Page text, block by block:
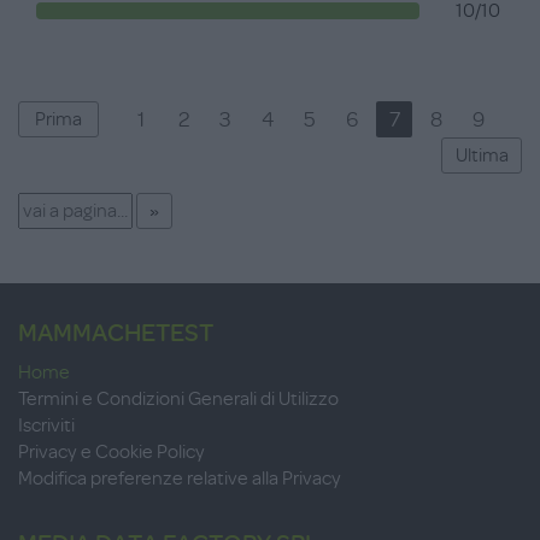
10/10
Prima 1 2 3 4 5 6 7 8 9
Ultima
MAMMACHETEST
Home
Termini e Condizioni Generali di Utilizzo
Iscriviti
Privacy e Cookie Policy
Modifica preferenze relative alla Privacy